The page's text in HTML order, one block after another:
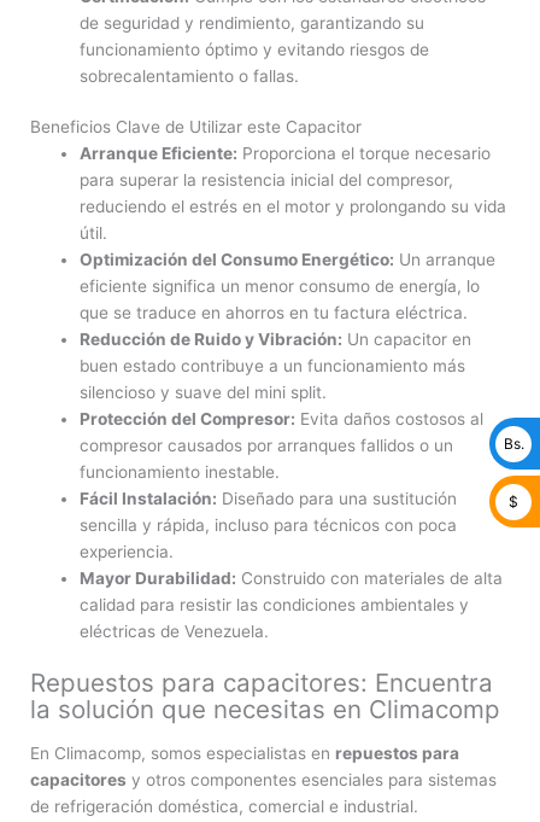
de seguridad y rendimiento, garantizando su
funcionamiento óptimo y evitando riesgos de
sobrecalentamiento o fallas.
Beneficios Clave de Utilizar este Capacitor
Arranque Eficiente: Proporciona el torque necesario
para superar la resistencia inicial del compresor,
reduciendo el estrés en el motor y prolongando su vida
útil.
Optimización del Consumo Energético: Un arranque
eficiente significa un menor consumo de energía, lo
que se traduce en ahorros en tu factura eléctrica.
Reducción de Ruido y Vibración: Un capacitor en
buen estado contribuye a un funcionamiento más
silencioso y suave del mini split.
Protección del Compresor: Evita daños costosos al
compresor causados por arranques fallidos o un
funcionamiento inestable.
Fácil Instalación: Diseñado para una sustitución
sencilla y rápida, incluso para técnicos con poca
experiencia.
Mayor Durabilidad: Construido con materiales de alta
calidad para resistir las condiciones ambientales y
eléctricas de Venezuela.
Repuestos para capacitores: Encuentra
la solución que necesitas en Climacomp
En Climacomp, somos especialistas en repuestos para
capacitores y otros componentes esenciales para sistemas
de refrigeración doméstica, comercial e industrial.
Bs.
$